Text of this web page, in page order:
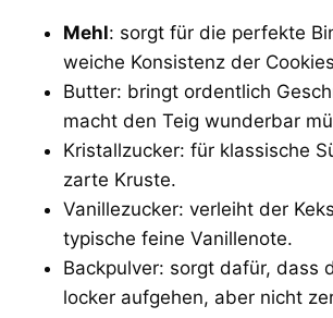
Mehl: sorgt für die perfekte
weiche Konsistenz der
Butter: bringt ordentlich
macht den Teig wunderbar
Kristallzucker: für klassische
zarte Kruste.
Vanillezucker: verleiht der
typische feine Vanillenote.
Backpulver: sorgt dafür, dass
locker aufgehen, aber nicht